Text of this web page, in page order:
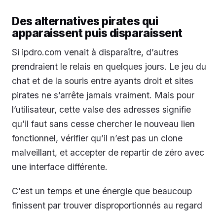
Des alternatives pirates qui
apparaissent puis disparaissent
Si ipdro.com venait à disparaître, d’autres
prendraient le relais en quelques jours. Le jeu du
chat et de la souris entre ayants droit et sites
pirates ne s’arrête jamais vraiment. Mais pour
l’utilisateur, cette valse des adresses signifie
qu’il faut sans cesse chercher le nouveau lien
fonctionnel, vérifier qu’il n’est pas un clone
malveillant, et accepter de repartir de zéro avec
une interface différente.
C’est un temps et une énergie que beaucoup
finissent par trouver disproportionnés au regard